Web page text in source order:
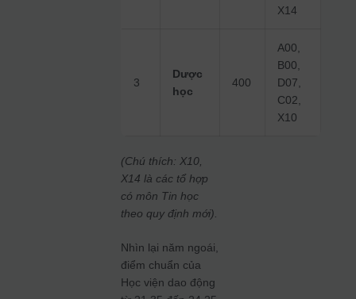
X14
3
Dược
học
400
A00,
B00,
D07,
C02,
X10
(Chú thích: X10,
X14 là các tổ hợp
có môn Tin học
theo quy định mới).
Nhìn lại năm ngoái,
điểm chuẩn của
Học viện dao động